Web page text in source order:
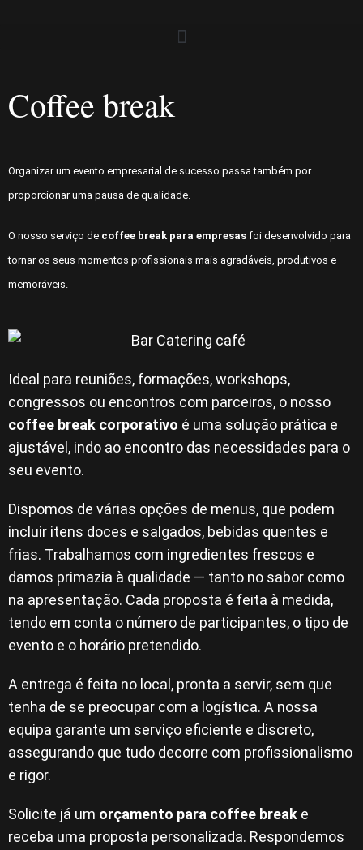
Coffee break
Organizar um evento empresarial de sucesso passa também por
proporcionar uma pausa de qualidade.
O nosso serviço de coffee break para empresas foi desenvolvido para
tornar os seus momentos profissionais mais agradáveis, produtivos e
memoráveis.
Ideal para reuniões, formações, workshops,
congressos ou encontros com parceiros, o nosso
coffee break corporativo é uma solução prática e
ajustável, indo ao encontro das necessidades para o
seu evento.
Dispomos de várias opções de menus, que podem
incluir itens doces e salgados, bebidas quentes e
frias. Trabalhamos com ingredientes frescos e
damos primazia à qualidade — tanto no sabor como
na apresentação. Cada proposta é feita à medida,
tendo em conta o número de participantes, o tipo de
evento e o horário pretendido.
A entrega é feita no local, pronta a servir, sem que
tenha de se preocupar com a logística. A nossa
equipa garante um serviço eficiente e discreto,
assegurando que tudo decorre com profissionalismo
e rigor.
Solicite já um orçamento para coffee break e
receba uma proposta personalizada. Respondemos